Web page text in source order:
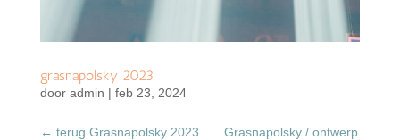
grasnapolsky 2023
door admin | feb 23, 2024
← terug Grasnapolsky 2023 Grasnapolsky / ontwerp